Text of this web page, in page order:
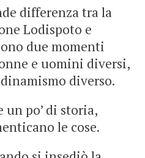
differenza tra la
Lodispoto e
due momenti
e uomini diversi,
diverso.
un po’ di storia,
le cose.